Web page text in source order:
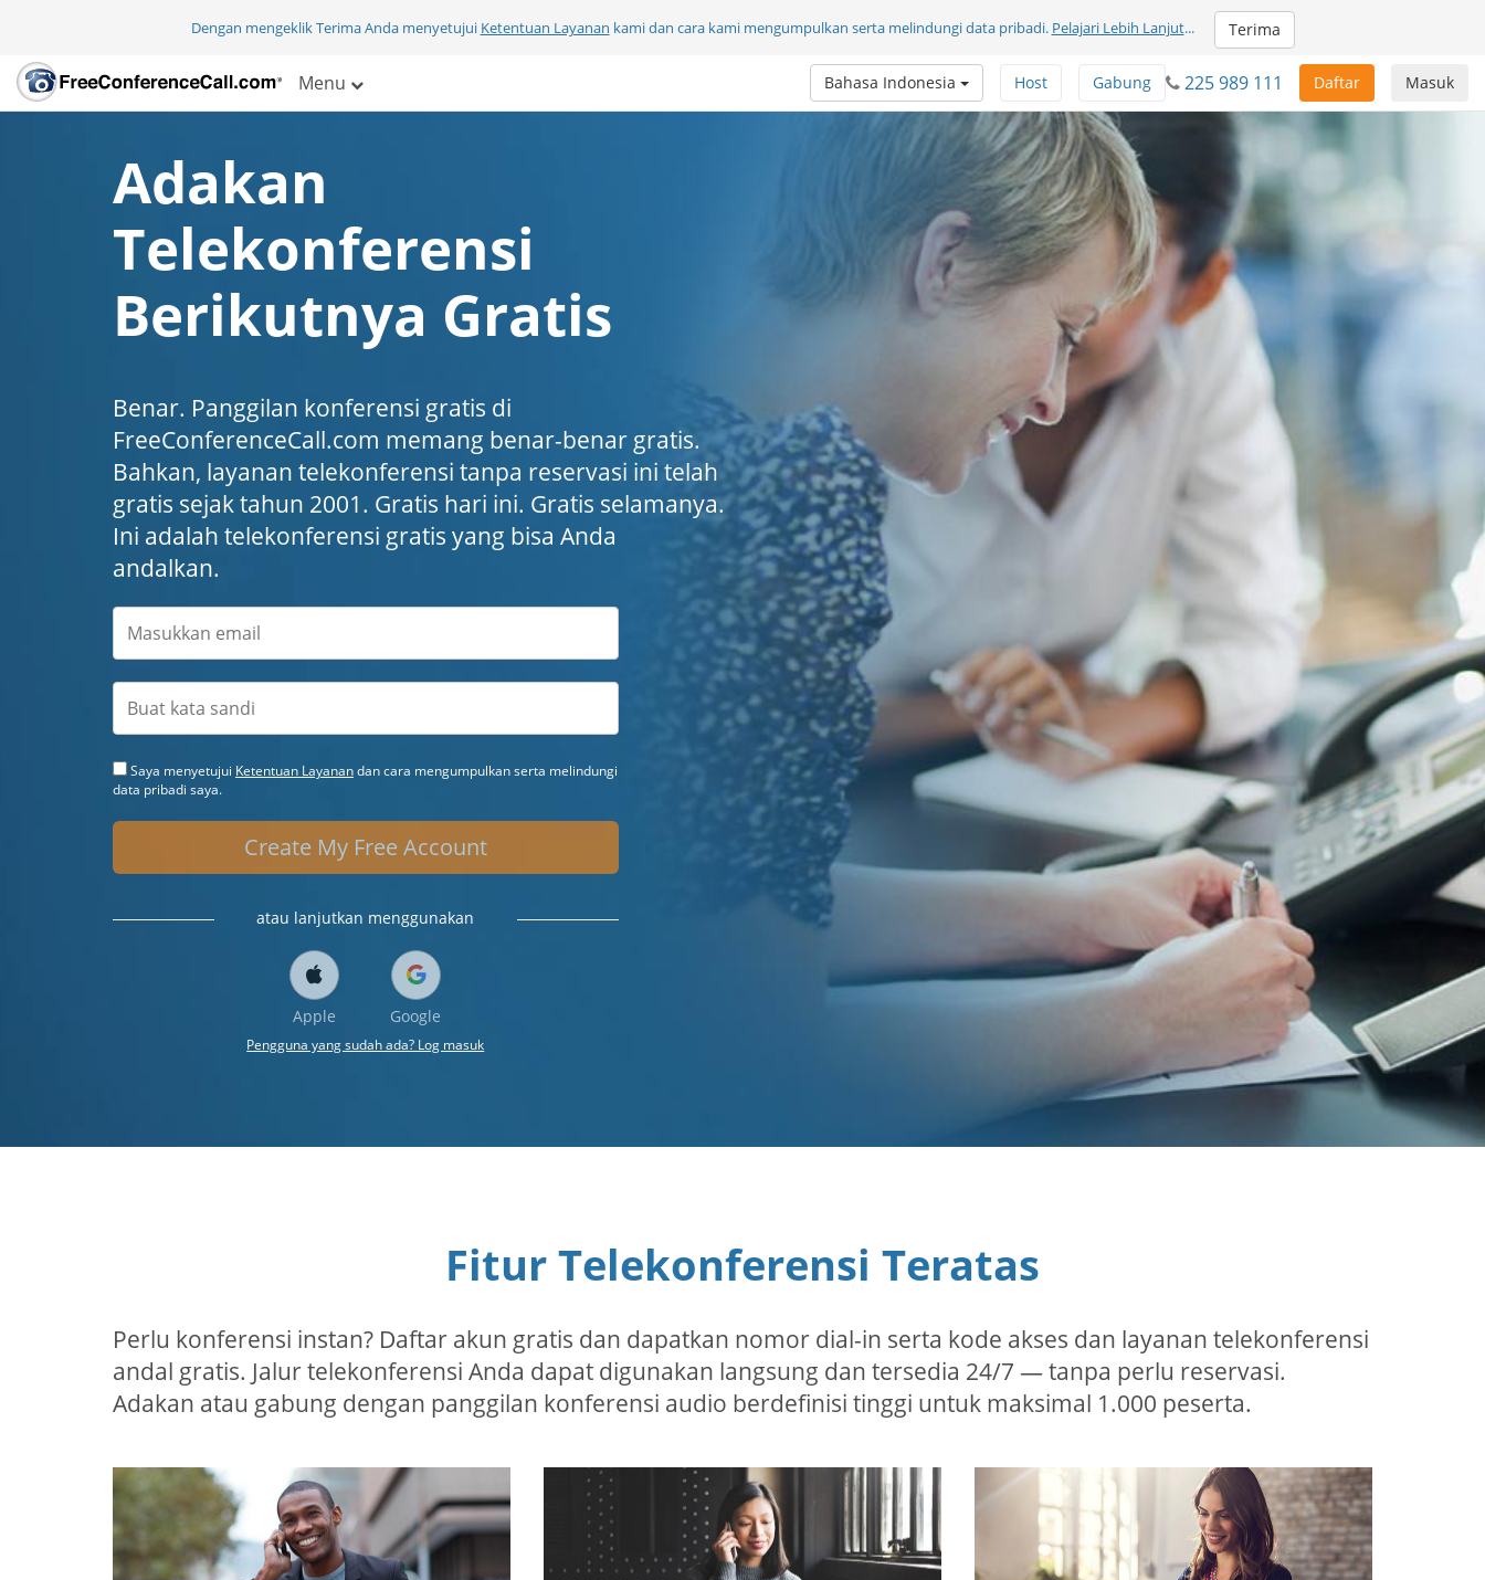
Dengan mengeklik Terima Anda menyetujui Ketentuan Layanan kami dan cara kami mengumpulkan serta melindungi data pribadi. Pelajari Lebih Lanjut... Terima
Menu Masuk
Daftar
225 989 111
Gabung
Host
Bahasa Indonesia
Adakan
Telekonferensi
Berikutnya Gratis
Benar. Panggilan konferensi gratis di
FreeConferenceCall.com memang benar-benar gratis.
Bahkan, layanan telekonferensi tanpa reservasi ini telah
gratis sejak tahun 2001. Gratis hari ini. Gratis selamanya.
Ini adalah telekonferensi gratis yang bisa Anda
andalkan.
Saya menyetujui Ketentuan Layanandan cara mengumpulkan serta melindungi
data pribadi saya.
Create My Free Account
atau lanjutkan menggunakan
Apple Google
Pengguna yang sudah ada? Log masuk
Fitur Telekonferensi Teratas
Perlu konferensi instan? Daftar akun gratis dan dapatkan nomor dial-in serta kode akses dan layanan telekonferensi
andal gratis. Jalur telekonferensi Anda dapat digunakan langsung dan tersedia 24/7 — tanpa perlu reservasi.
Adakan atau gabung dengan panggilan konferensi audio berdefinisi tinggi untuk maksimal 1.000 peserta.